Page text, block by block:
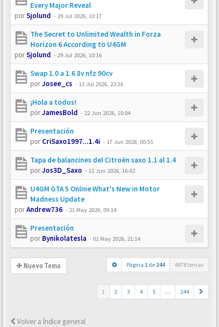
Every Major Reveal
porSjolund - 29 Jul 2026, 10:17
The Secret to Unlimited Wealth in Forza
Horizon 6 According to U4GM
porSjolund - 29 Jul 2026, 10:16
Swap 1.0 a 1.6 8v nfz 90cv
porJosee_cs - 11 Jul 2026, 22:36
¡Hola a todos!
porJamesBold - 22 Jun 2026, 10:04
Presentación
por CriSaxo1997...1.4i - 17 Jun 2026, 00:55
Tapa de balancines del Citroën saxo 1.1 al 1.4
porJos3D_Saxo - 11 Jun 2026, 16:42
U4GM GTA 5 Online What's New in Motor
Madness Update
porAndrew736 - 21 May 2026, 09:14
Presentación
por Bynikolatesla - 01 May 2026, 21:14
Nuevo Tema Página 1 de 244 4878 temas
1 2 3 4 5 … 244
Volver a Índice general